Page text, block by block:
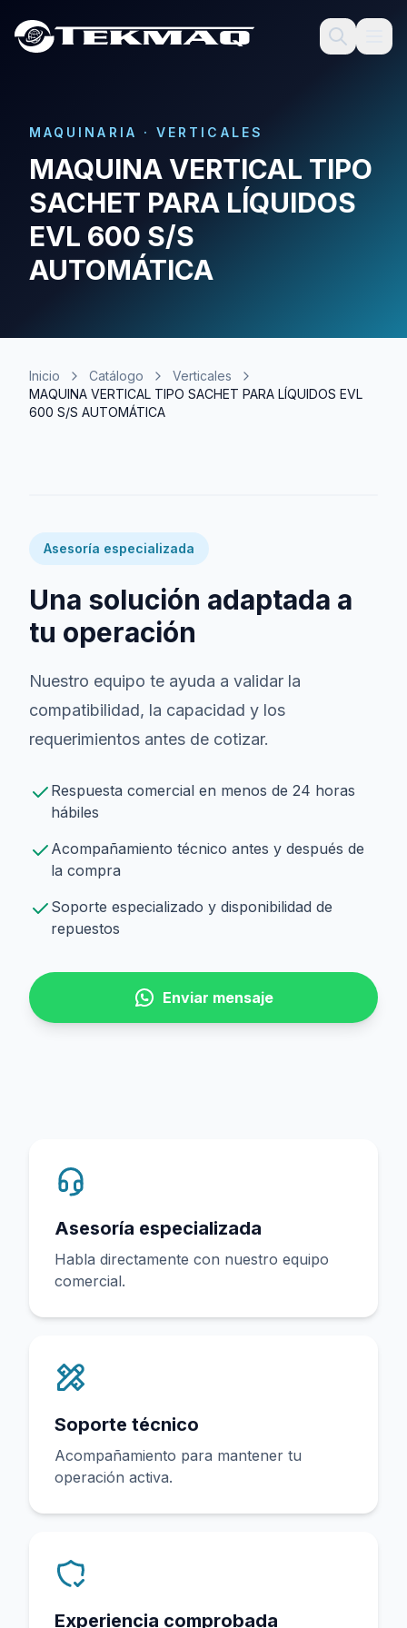
MAQUINARIA ·VERTICALES
MAQUINA VERTICAL TIPO
SACHET PARA LÍQUIDOS
EVL 600 S/S
AUTOMÁTICA
Inicio Catálogo
Verticales
MAQUINA VERTICAL TIPO SACHET PARA LÍQUIDOS EVL
600 S/S AUTOMÁTICA
Asesoría especializada
Una solución adaptada a
tu operación
Nuestro equipo te ayuda a validar la
compatibilidad, la capacidad y los
requerimientos antes de cotizar.
Respuesta comercial en menos de 24 horas
hábiles
Acompañamiento técnico antes y después de
la compra
Soporte especializado y disponibilidad de
repuestos
Enviar mensaje
Asesoría especializada
Habla directamente con nuestro equipo
comercial.
Soporte técnico
Acompañamiento para mantener tu
operación activa.
Experiencia comprobada